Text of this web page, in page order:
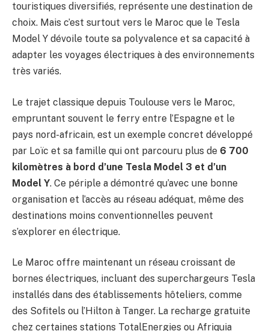
touristiques diversifiés, représente une destination de
choix. Mais c’est surtout vers le Maroc que le Tesla
Model Y dévoile toute sa polyvalence et sa capacité à
adapter les voyages électriques à des environnements
très variés.
Le trajet classique depuis Toulouse vers le Maroc,
empruntant souvent le ferry entre l’Espagne et le
pays nord-africain, est un exemple concret développé
par Loïc et sa famille qui ont parcouru plus de 6 700
kilomètres à bord d’une Tesla Model 3 et d’un
Model Y. Ce périple a démontré qu’avec une bonne
organisation et l’accès au réseau adéquat, même des
destinations moins conventionnelles peuvent
s’explorer en électrique.
Le Maroc offre maintenant un réseau croissant de
bornes électriques, incluant des superchargeurs Tesla
installés dans des établissements hôteliers, comme
des Sofitels ou l’Hilton à Tanger. La recharge gratuite
chez certaines stations TotalEnergies ou Afriquia